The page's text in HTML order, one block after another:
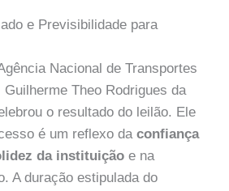
e Previsibilidade para
Nacional de Transportes
Theo Rodrigues da
o resultado do leilão. Ele
é um reflexo daconfiança
da instituição e na
A duração estipulada do